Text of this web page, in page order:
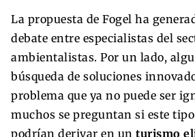
La propuesta de Fogel ha
debate entre especialistas del
ambientalistas. Por un lado,
búsqueda de soluciones
problema que ya no puede ser
muchos se preguntan si este
podrían derivar en un turismo